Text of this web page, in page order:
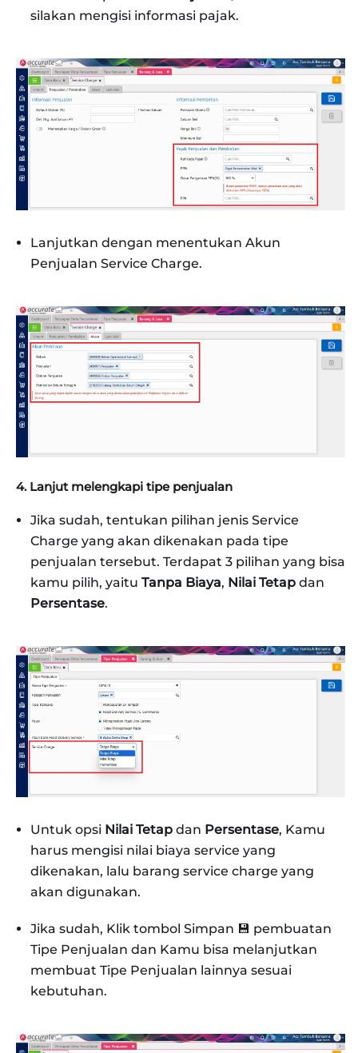
silakan mengisi informasi pajak.
Lanjutkan dengan menentukan Akun
Penjualan Service Charge.
4. Lanjut melengkapi tipe penjualan
Jika sudah, tentukan pilihan jenis Service
Charge yang akan dikenakan pada tipe
penjualan tersebut. Terdapat 3 pilihan yang bisa
kamu pilih, yaitu Tanpa Biaya, Nilai Tetap dan
Persentase.
Untuk opsi Nilai Tetap dan Persentase, Kamu
harus mengisi nilai biaya service yang
dikenakan, lalu barang service charge yang
akan digunakan.
Jika sudah, Klik tombol Simpan 💾 pembuatan
Tipe Penjualan dan Kamu bisa melanjutkan
membuat Tipe Penjualan lainnya sesuai
kebutuhan.